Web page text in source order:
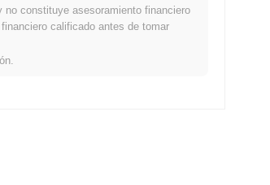
and decentralized.
no constituye asesoramiento financiero
calificado antes de tomar